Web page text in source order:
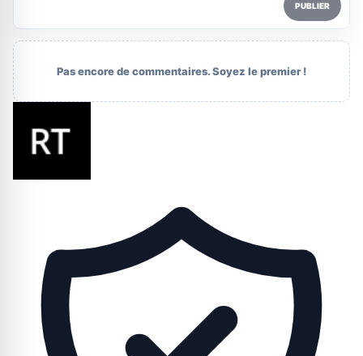
PUBLIER
Pas encore de commentaires. Soyez le premier !